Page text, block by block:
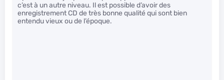
c’est à un autre niveau. Il est possible d’avoir des
enregistrement CD de très bonne qualité qui sont bien
entendu vieux ou de l’époque.